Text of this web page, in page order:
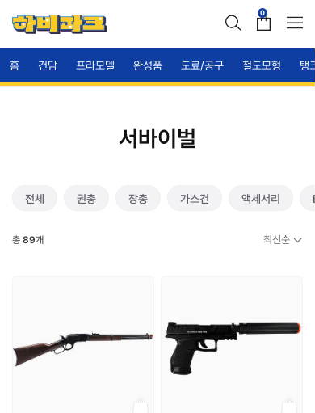
0
홈 건담 프라모델 완성품 도료/공구 철도모형 탱크
서바이벌
전체 권총 장총 가스건 액세서리
총 89개 최신순